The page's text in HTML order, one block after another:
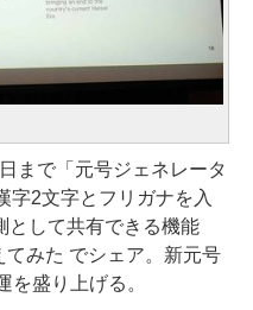
まで「元号ジェネレータ
字2文字とフリガナを入
として共有できる機能
みた でシェア。新元号
を盛り上げる。